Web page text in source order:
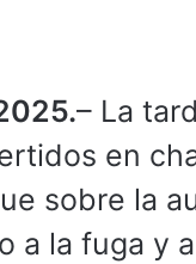
– La
en
sobre la
a la fuga y